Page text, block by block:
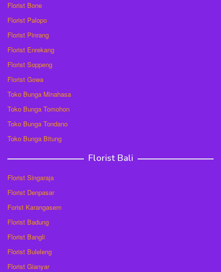
Florist Bone
Florist Palopo
Florist Pinrang
Florist Enrekang
Florist Soppeng
Florist Gowa
Toko Bunga Minahasa
Toko Bunga Tomohon
Toko Bunga Tondano
Toko Bunga Bitung
Florist Bali
Florist Singaraja
Florist Denpasar
Forist Karangasem
Florist Badung
Florist Bangli
Florist Buleleng
Florist Gianyar